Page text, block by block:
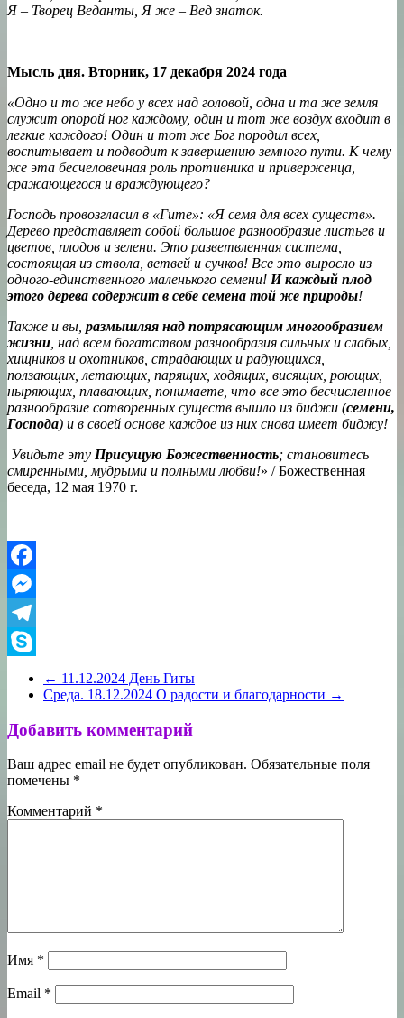
Я – Творец Веданты, Я же – Вед знаток.
Мысль дня. Вторник, 17 декабря 2024 года
«Одно и то же небо у всех над головой, одна и та же земля
служит опорой ног каждому, один и тот же воздух входит в
легкие каждого! Один и тот же Бог породил всех,
воспитывает и подводит к завершению земного пути. К чему
же эта бесчеловечная роль противника и приверженца,
сражающегося и враждующего?
Господь провозгласил в «Гите»: «Я семя для всех существ».
Дерево представляет собой большое разнообразие листьев и
цветов, плодов и зелени. Это разветвленная система,
состоящая из ствола, ветвей и сучков! Все это выросло из
одного-единственного маленького семени! И каждый плод
этого дерева содержит в себе семена той же природы!
Также и вы, размышляя над потрясающим многообразием
жизни , над всем богатством разнообразия сильных и слабых,
хищников и охотников, страдающих и радующихся,
ползающих, летающих, парящих, ходящих, висящих, роющих,
ныряющих, плавающих, понимаете, что все это бесчисленное
разнообразие сотворенных существ вышло из биджи (семени,
Господа) и в своей основе каждое из них снова имеет биджу!
Увидьте эту Присущую Божественность; становитесь
смиренными, мудрыми и полными любви!» / Божественная
беседа, 12 мая 1970 г.
Facebook
Messenger
Telegram
← 11.12.2024 День Гиты
Среда. 18.12.2024 О радости и благодарности →
Добавить комментарий
Ваш адрес email не будет опубликован. Обязательные поля
помечены *
Комментарий *
Имя *
Email *